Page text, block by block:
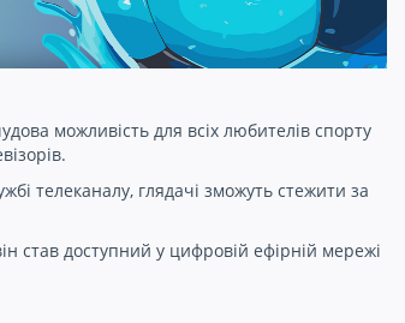
можливість для всіх любителів спорту
телеканалу, глядачі зможуть стежити за
став доступний у цифровій ефірній мережі